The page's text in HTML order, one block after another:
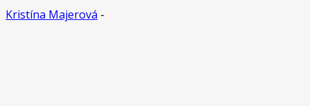
Kristína Majerová -